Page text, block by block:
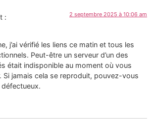
: 2 septembre 2025 à 10:06 am
j’ai vérifié les liens ce matin et tous les
Peut-être un serveur d’un des
était indisponible au moment où vous
Si jamais cela se reproduit, pouvez-vous
défectueux.